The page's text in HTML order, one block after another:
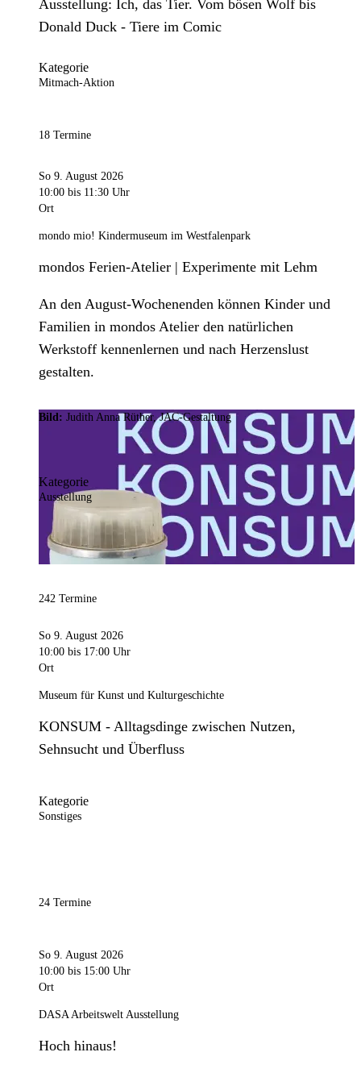
Ausstellung: Ich, das Tier. Vom bösen Wolf bis
Donald Duck - Tiere im Comic
Kategorie
Mitmach-Aktion
18 Termine
So 9. August 2026
10:00 bis 11:30 Uhr
Ort
mondo mio! Kindermuseum im Westfalenpark
mondos Ferien-Atelier | Experimente mit Lehm
An den August-Wochenenden können Kinder und
Familien in mondos Atelier den natürlichen
Werkstoff kennenlernen und nach Herzenslust
gestalten.
Bild: Judith Anna Rüther, JAC-Gestaltung
Kategorie
Ausstellung
242 Termine
So 9. August 2026
10:00 bis 17:00 Uhr
Ort
Museum für Kunst und Kulturgeschichte
KONSUM - Alltagsdinge zwischen Nutzen,
Sehnsucht und Überfluss
Kategorie
Sonstiges
24 Termine
So 9. August 2026
10:00 bis 15:00 Uhr
Ort
DASA Arbeitswelt Ausstellung
Hoch hinaus!